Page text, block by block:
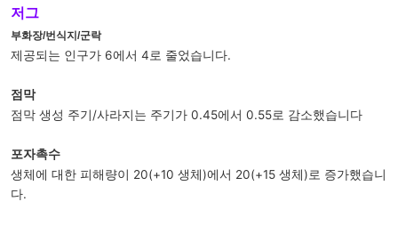
저그
부화장/번식지/군락
제공되는 인구가 6에서 4로 줄었습니다.
점막
점막 생성 주기/사라지는 주기가 0.45에서 0.55로 감소했습니다
포자촉수
생체에 대한 피해량이 20(+10 생체)에서 20(+15 생체)로 증가했습니
다.